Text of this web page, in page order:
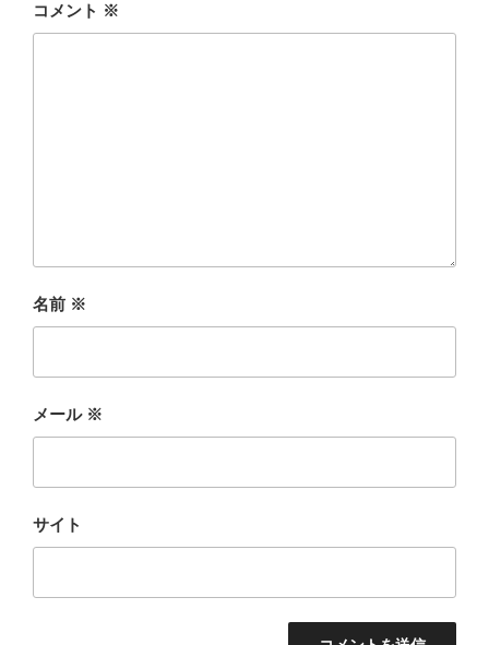
コメント ※
名前 ※
メール ※
サイト